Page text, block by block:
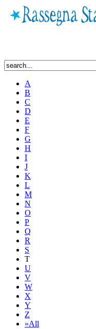
A
B
C
D
E
F
G
H
I
J
K
L
M
N
O
P
Q
R
S
T
U
V
W
X
Y
Z
»All